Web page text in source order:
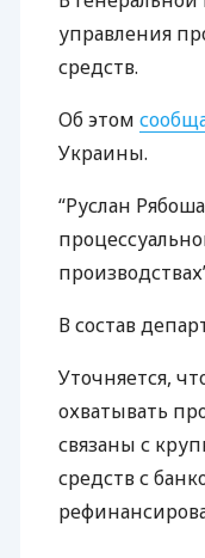
управления
средств.
Об этом
Украины.
“Руслан
В состав
Уточняется,
охватывать
связаны с
средств с